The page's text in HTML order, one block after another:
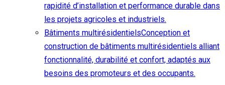
rapidité d’installation et performance durable dans
les projets agricoles et industriels.
Bâtiments multirésidentielsConception et
construction de bâtiments multirésidentiels alliant
fonctionnalité, durabilité et confort, adaptés aux
besoins des promoteurs et des occupants.